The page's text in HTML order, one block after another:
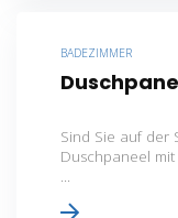
BADEZIMMER
Sind Sie auf der
Duschpaneel
...